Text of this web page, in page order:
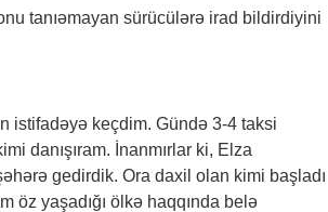
tanıəmayan sürücülərə irad bildirdiyini
istifadəyə keçdim. Gündə 3-4 taksi
danışıram. İnanmırlar ki, Elza
gedirdik. Ora daxil olan kimi başladı
öz yaşadığı ölkə haqqında belə